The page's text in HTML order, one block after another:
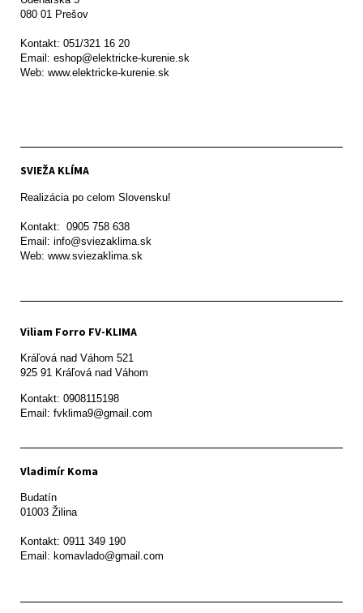
080 01 Prešov
Kontakt: 051/321 16 20
Email: eshop@elektricke-kurenie.sk
Web: www.elektricke-kurenie.sk
SVIEŽA KLÍMA
Realizácia po celom Slovensku!
Kontakt:  0905 758 638
Email: info@sviezaklima.sk
Web: www.sviezaklima.sk
Viliam Forro FV-KLIMA
Kráľová nad Váhom 521
Kontakt: 0908115198
Email: fvklima9@gmail.com
Vladimír Koma
Budatín
01003 Žilina
Kontakt: 0911 349 190